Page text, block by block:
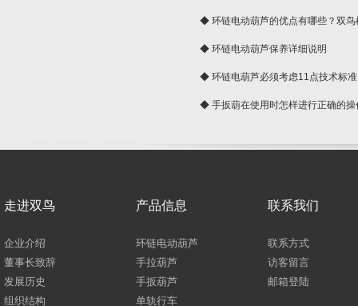
球◆ 环链电动葫芦的优点有哪些？双鸟
◆ 环链电动葫芦保养详细说明
◆ 环链电葫芦必须考虑11点技术标准
◆ 手扳葫在使用时怎样进行正确的操
走进双鸟
企业介绍
董事长致辞
发展历史
组织结构
产品信息
环链电动葫芦
手拉葫芦
手扳葫芦
单轨行车
联系我们
联系方式
访客留言
邮箱登陆